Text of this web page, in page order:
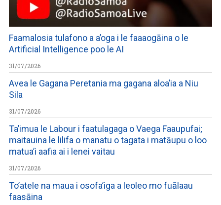
Faamalosia tulafono a a’oga i le faaaogāina o le
Artificial Intelligence poo le AI
31/07/2026
Avea le Gagana Peretania ma gagana aloa’ia a Niu
Sila
31/07/2026
Ta’imua le Labour i faatulagaga o Vaega Faaupufai;
maitauina le lilifa o manatu o tagata i matāupu o loo
matua’i aafia ai i lenei vaitau
31/07/2026
To’atele na maua i osofa’iga a leoleo mo fuālaau
faasāina